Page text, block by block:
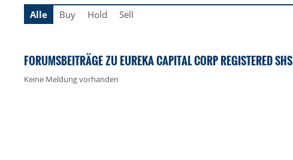
Alle Buy Hold Sell
FORUMSBEITRÄGE ZU EUREKA CAPITAL CORP REGISTERED SHS
Keine Meldung vorhanden